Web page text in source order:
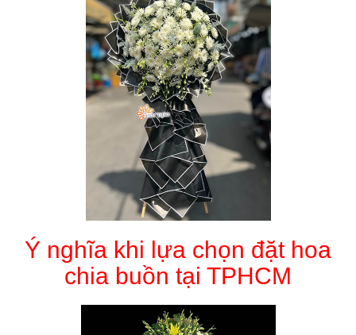
Ý nghĩa khi lựa chọn đặt hoa
chia buồn tại TPHCM